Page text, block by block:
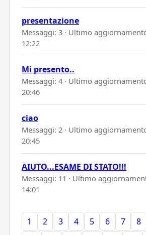
presentazione
Messaggi: 3 · Ultimo
12:22
Mi presento..
Messaggi: 4 · Ultimo
20:46
ciao
Messaggi: 2 · Ultimo
20:45
AIUTO...ESAME DI STATO!!!
Messaggi: 11 · Ultimo
14:01
1 2 3 4 5 6 7 8